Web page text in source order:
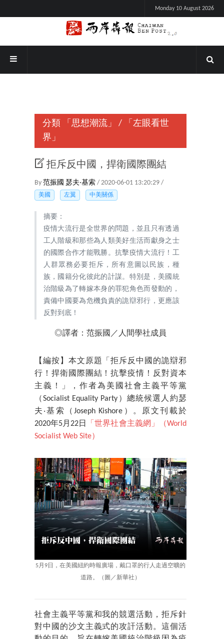
Monday 10 August 2026
分類 「思想潮流」 /
「左眼看世
界」
拒斥反中國，捍衛國際團結
By 范振國 瑟夫‧基索 / 2020-06-01 13:20:29 /
美國 左翼 中美關係
摘要：
疫情大流行是全世界的問題，並且只有透過
工人階級和那些為人類美好生活而獻身之士
的國際合作才能戰勝。抗擊疫情大流行！工
人群眾務必要拒斥，所有意圖以民族，種
族，國籍分化彼此的計謀。特別是，美國統
治階級為了轉嫁本身的罪犯角色而發動的，
責備中國要為危機負責的詭辯邪行，更應該
反對到底！
◎譯者： 范振國／ 人間學社成員
【編按】本文原題「拒斥反中國的詭辯邪
行！捍衛國際團結！抗擊疫情！反對資本
主義！」，作者為美國社會主義平等黨
（Socialist Equality Party）總統候選人約瑟
夫‧基索（Joseph Kishore）。原文刊載於
2020年5月22日
「世界社會主義網」（World
Socialist Web Site）
5月9日，在美國紐約時報廣場，戴口罩的行人走過空曠的
道路。（圖／新華社）
社會主義平等黨和我的競選活動，拒斥針
對中國的沙文主義式的攻訐活動。這個活